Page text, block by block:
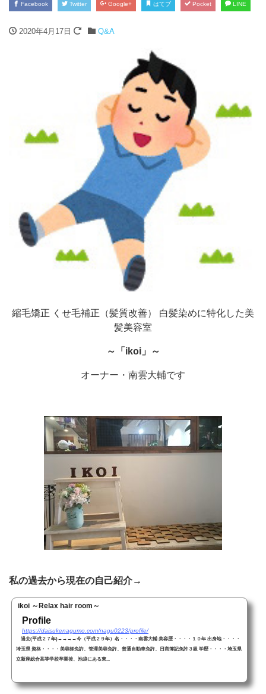
Facebook Twitter Google+ はてブ Pocket LINE
2020年4月17日 Q&A
縮毛矯正 くせ毛補正（髪質改善） 白髪染めに特化した美
髪美容室
～「ikoi」～
オーナー・南雲大輔です
私の過去から現在の自己紹介→
ikoi ～Relax hair room～
Profile
https://daisukenagumo.com/nagu0223/profile/
過去(平成２７年)→→→→今（平成２９年）名・・・・南雲大輔 美容歴・・・・１０年 出身地・・・・
埼玉県 資格・・・・美容師免許、管理美容免許、普通自動車免許、日商簿記免許３級 学歴・・・・埼玉県
立新座総合高等学校卒業後、池袋にある東...